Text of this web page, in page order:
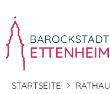
STARTSEITE